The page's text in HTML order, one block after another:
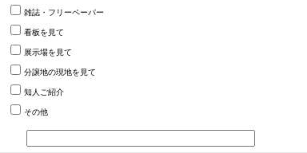
雑誌・フリーペーパー
看板を見て
展示場を見て
分譲地の現地を見て
知人ご紹介
その他